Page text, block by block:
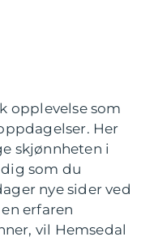
opplevelse som
Her
skjønnheten i
som du
nye sider ved
erfaren
vil Hemsedal